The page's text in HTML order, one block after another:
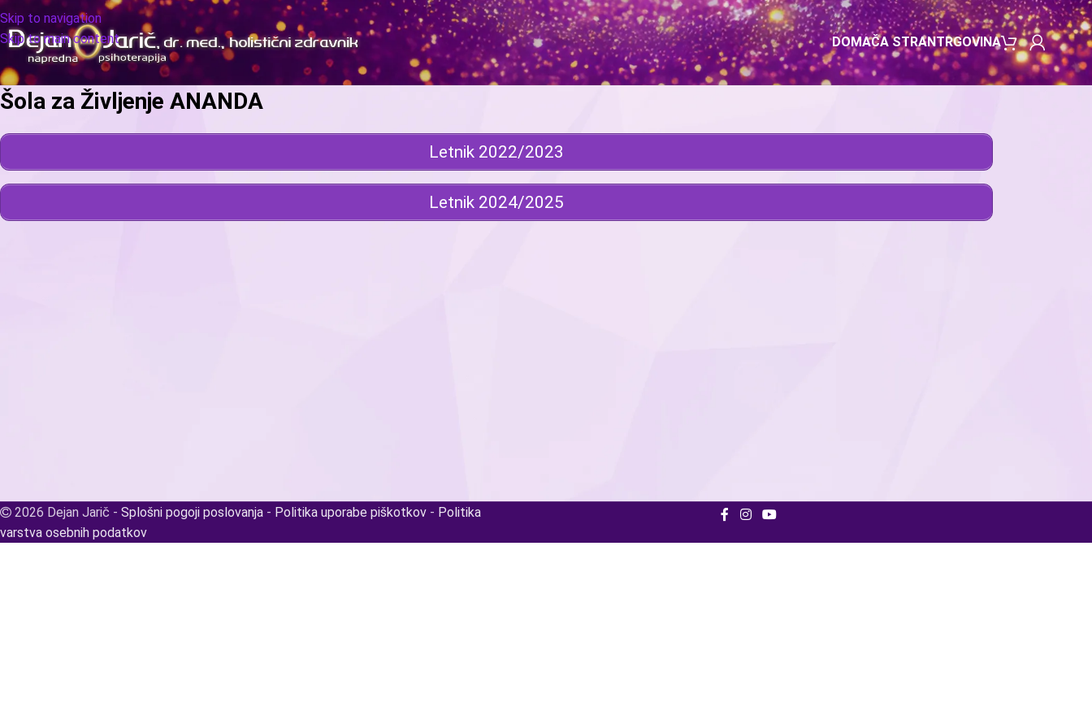
Skip to navigation
Skip to main content
DOMAČA STRANTRGOVINA
Šola za Življenje ANANDA
Letnik 2022/2023
Letnik 2024/2025
2026 Dejan Jarič - Splošni pogoji poslovanja - Politika uporabe piškotkov - Politika
varstva osebnih podatkov